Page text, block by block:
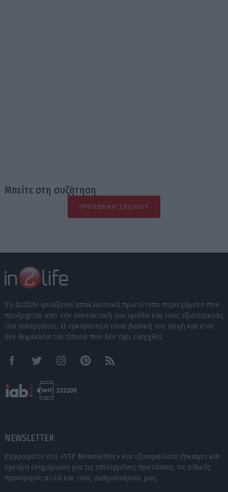
Μπείτε στη συζήτηση
ΠΡΟΣΘΉΚΗ ΣΧΟΛΊΟΥ
Το In2life φιλοξενεί αποκλειστικά πρωτότυπο περιεχόμενο που
προέρχεται από την συντακτική του ομάδα και τους εξωτερικούς
του συνεργάτες. Η εγκυρότητα είναι βασική του αρχή και έτσι
δεν δημοσιεύεται τίποτα που δεν έχει ελεγχθεί.
FacebookTwitter InstagramPinterestRSS feeds
NEWSLETTER
Εγγραφείτε στο «VIP Newsletter» και εξασφαλίστε έγκαιρη και
έγκυρη ενημέρωση για τις επιλεγμένες προτάσεις, τις ειδικές
προσφορές αλλά και τους Διαγωνισμούς μας.